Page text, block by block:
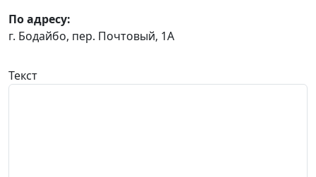
По адресу:
г. Бодайбо, пер. Почтовый, 1А
Текст